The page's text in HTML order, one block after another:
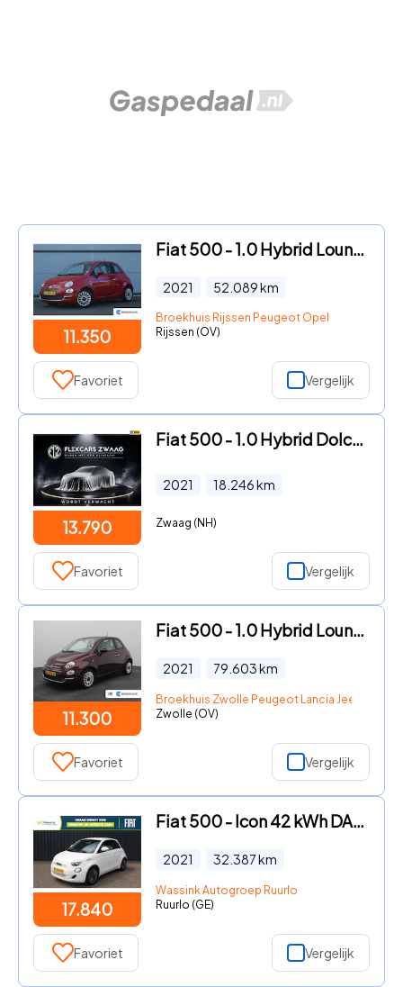
11.350
Fiat 500 - 1.0 Hybrid Lounge
2021 52.089km
Broekhuis Rijssen Peugeot Opel
Rijssen (OV)
Favoriet Vergelijk
13.790
Fiat 500 - 1.0 Hybrid Dolcevita - Navi - Climate - Panodak - Parkeerhhu
2021 18.246km
Zwaag (NH)
Favoriet Vergelijk
11.300
Fiat 500 - 1.0 Hybrid Lounge | Airco | Parkeersensoren achter | Apple C
2021 79.603km
Broekhuis Zwolle Peugeot Lancia Jeep Fiat
Zwolle (OV)
Favoriet Vergelijk
17.840
Fiat 500 - Icon 42 kWh DAB | Camera | Navigatie | Carplay | All Seasons
2021 32.387km
Wassink Autogroep Ruurlo
Ruurlo (GE)
Favoriet Vergelijk